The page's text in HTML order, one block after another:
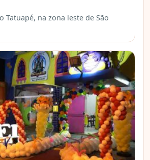
Tatuapé, na zona leste de São